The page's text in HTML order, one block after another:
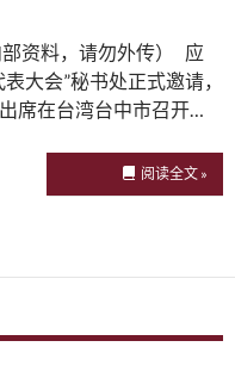
资料，请勿外传） 应
大会”秘书处正式邀请，
席在台湾台中市召开…
阅读全文 »